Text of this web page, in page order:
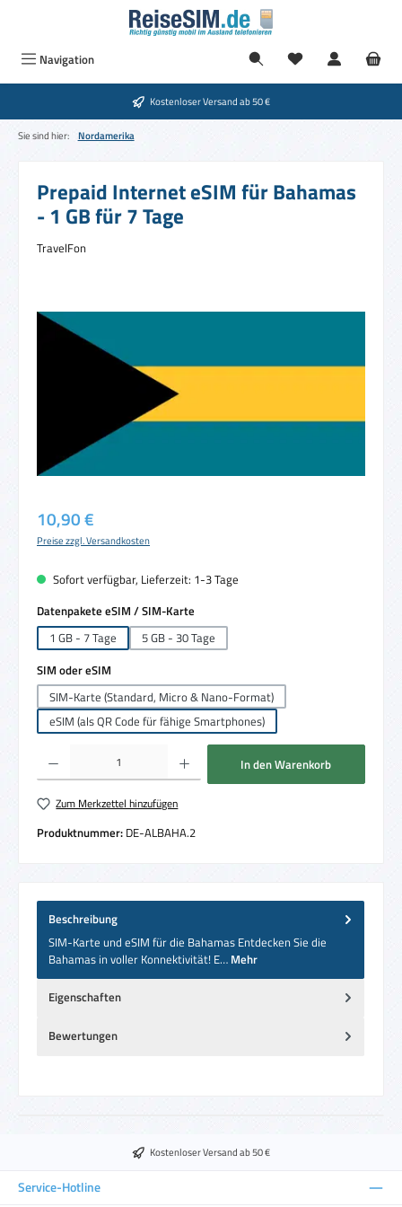
Zum Hauptinhalt springen
Navigation Du hast 0
Kostenloser Versand ab 50 €
Sie sind hier: Nordamerika
Prepaid Internet eSIM für Bahamas
- 1 GB für 7 Tage
TravelFon
Regulärer Preis:
10,90 €
Preise zzgl. Versandkosten
Sofort verfügbar, Lieferzeit: 1-3 Tage
Datenpakete eSIM / SIM-Karte
1 GB - 7 Tage
5 GB - 30 Tage
SIM oder eSIM
SIM-Karte (Standard, Micro & Nano-Format)
eSIM (als QR Code für fähige Smartphones)
Produkt Anzahl: Gib den gewünschten Wert ein oder benutze die Schaltflächen um
In den Warenkorb
Zum Merkzettel hinzufügen
Produktnummer: DE-ALBAHA.2
Beschreibung
SIM-Karte und eSIM für die Bahamas Entdecken Sie die
Bahamas in voller Konnektivität! E… Mehr
Eigenschaften
Bewertungen
Kostenloser Versand ab 50 €
Service-Hotline